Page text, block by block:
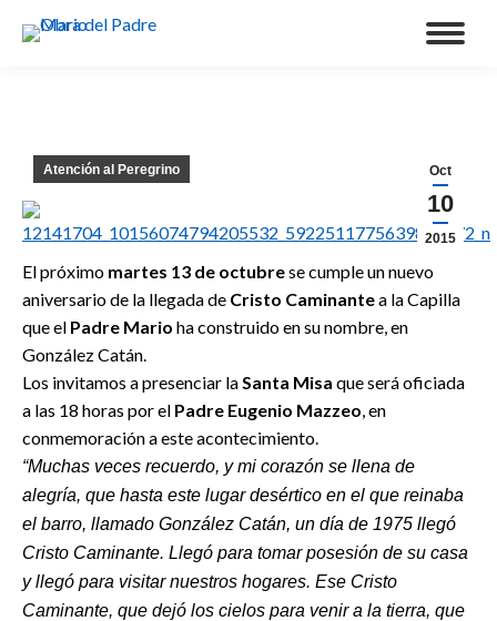
Oct
10
2015
Atención al Peregrino
El próximo martes 13 de octubrese cumple un nuevo
aniversario de la llegada de Cristo Caminantea la Capilla
que el Padre Mario ha construido en su nombre, en
González Catán.
Los invitamos a presenciar laSanta Misa que será oficiada
a las 18 horas por el Padre Eugenio Mazzeo, en
conmemoración a este acontecimiento.
“Muchas veces recuerdo, y mi corazón se llena de
alegría, que hasta este lugar desértico en el que reinaba
el barro, llamado González Catán, un día de 1975 llegó
Cristo Caminante. Llegó para tomar posesión de su casa
y llegó para visitar nuestros hogares. Ese Cristo
Caminante, que dejó los cielos para venir a la tierra, que